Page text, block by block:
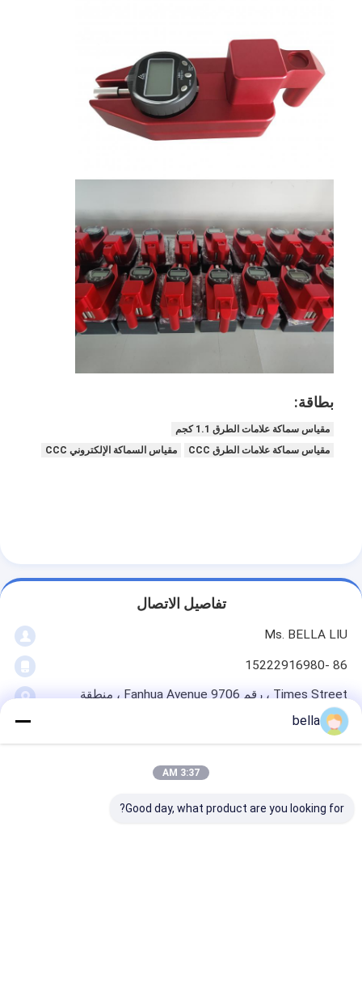
المنزل
المنتجات
برنامج VR
حولنا
جولة في المصنع
اتصل بنا
أخبار
مقياس انعكاس انعكاس الرصيف
تسجيل مقياس الانعكاس
مقياس الانعكاس الارتجاعي المحمول
بطاقة:
مقياس سماكة علامات الطرق 1.1 كجم
مقياس سماكة علامات الطرق CCC
مقياس السماكة الإلكتروني CCC
تفاصيل الاتصال
Ms. BELLA LIU
86 -15222916980
Times Street ، رقم 9706 Fanhua Avenue ، منطقة
التنمية الاقتصادية ، مدينة Hefei ، مقاطعة Anhui
نتحدث الآن
bella
3:37 AM
Good day, what product are you looking for?